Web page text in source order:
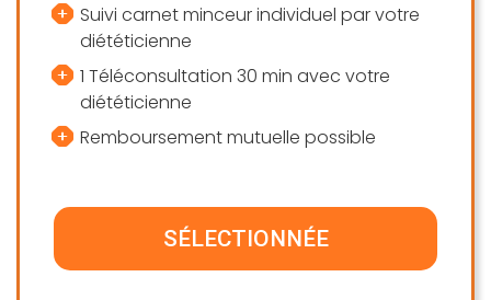
Suivi carnet minceur individuel par votre
diététicienne
1 Téléconsultation 30 min avec votre
diététicienne
Remboursement mutuelle possible
SÉLECTIONNÉE